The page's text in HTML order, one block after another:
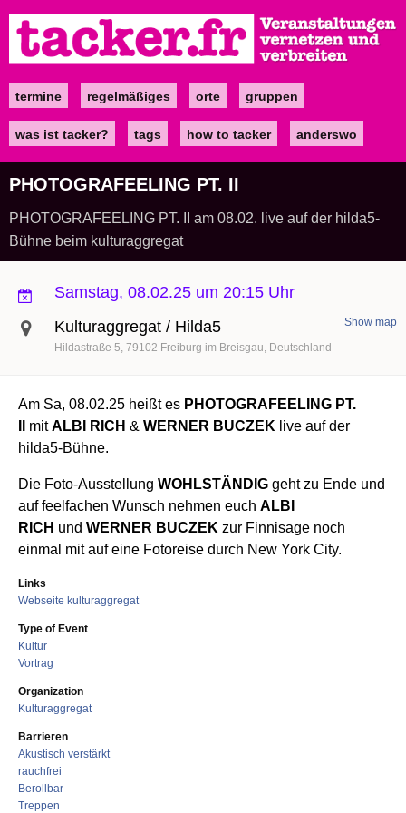
zum
Inhalt
Maintermine regelmäßiges orte gruppen
was ist tacker? tags how to tacker anderswo
PHOTOGRAFEELING PT. II
PHOTOGRAFEELING PT. II am 08.02. live auf der hilda5-
Bühne beim kulturaggregat
Samstag, 08.02.25 um 20:15 Uhr
Kulturaggregat / Hilda5
Hildastraße 5 79102 Freiburg im Breisgau Deutschland
Show map
Am Sa, 08.02.25 heißt es PHOTOGRAFEELING PT.
mitALBI RICH & WERNER BUCZEK live auf der
hilda5-Bühne.
Die Foto-Ausstellung WOHLSTÄNDIG geht zu Ende und
auf feelfachen Wunsch nehmen euch ALBI
RICH und WERNER BUCZEK zur Finnisage noch
einmal mit auf eine Fotoreise durch New York City.
Links
Webseite kulturaggregat
Type of Event
Kultur
Vortrag
Organization
Kulturaggregat
Barrieren
Akustisch verstärkt
rauchfrei
Berollbar
Treppen